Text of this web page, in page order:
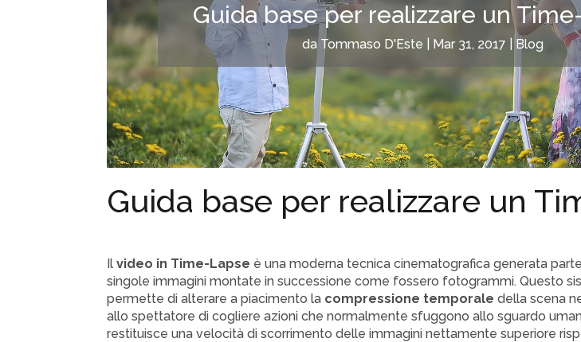
Guida base per realizzare un
da Tommaso D'Este Mar 31, 2017 Blog
Guida base per realizzare un
Ilvideo in Time-Lapse è una moderna tecnica cinematografica generata
singole immagini montate in successione come fossero fotogrammi. Questo
permette di alterare a piacimento la compressione temporale della scena
allo spettatore di cogliere azioni che normalmente sfuggono allo sguardo
restituisce una velocità di scorrimento delle immagini nettamente superiore